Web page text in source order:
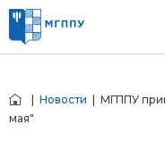
Новости | МГППУ
мая"